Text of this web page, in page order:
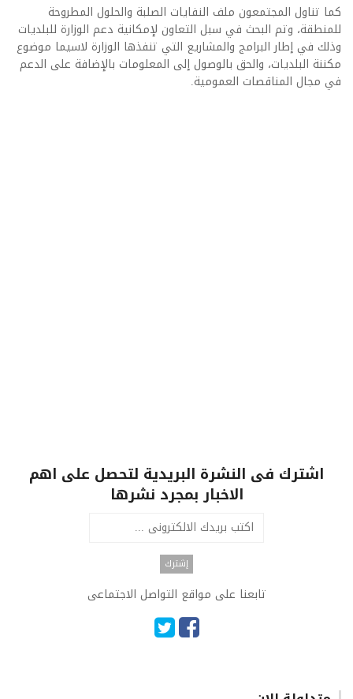
كما تناول المجتمعون ملف النفايات الصلبة والحلول المطروحة
للمنطقة، وتم البحث في سبل التعاون لإمكانية دعم الوزارة للبلديات
وذلك في إطار البرامج والمشاريع التي تنفذها الوزارة لاسيما موضوع
مكننة البلديات، والحق بالوصول إلى المعلومات بالإضافة على الدعم
في مجال المناقصات العمومية.
اشترك فى النشرة البريدية لتحصل على اهم
الاخبار بمجرد نشرها
تابعنا على مواقع التواصل الاجتماعى